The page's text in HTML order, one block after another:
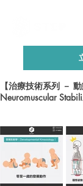
【治療技術系列 －
Neuromuscular